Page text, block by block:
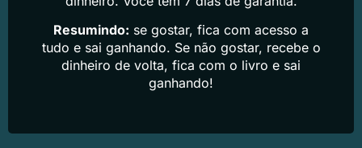
Resumindo: se gostar, fica com acesso a
tudo e sai ganhando. Se não gostar, recebe o
dinheiro de volta, fica com o livro e sai
ganhando!